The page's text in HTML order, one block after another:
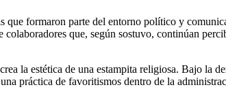
formaron parte del entorno político y
que, según sostuvo, continúan
la estética de una estampita religiosa. Bajo la
práctica de favoritismos dentro de la